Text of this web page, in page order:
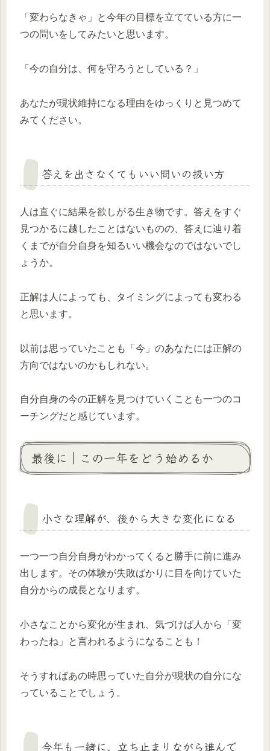
「変わらなきゃ」と今年の目標を立てている方に一
つの問いをしてみたいと思います。
「今の自分は、何を守ろうとしている？」
あなたが現状維持になる理由をゆっくりと見つめて
みてください。
答えを出さなくてもいい問いの扱い方
人は直ぐに結果を欲しがる生き物です。答えをすぐ
見つかるに越したことはないものの、答えに辿り着
くまでが自分自身を知るいい機会なのではないでし
ょうか。
正解は人によっても、タイミングによっても変わる
と思います。
以前は思っていたことも「今」のあなたには正解の
方向ではないのかもしれない。
自分自身の今の正解を見つけていくことも一つのコ
ーチングだと感じています。
最後に｜この一年をどう始めるか
小さな理解が、後から大きな変化になる
一つ一つ自分自身がわかってくると勝手に前に進み
出します。その体験が失敗ばかりに目を向けていた
自分からの成長となります。
小さなことから変化が生まれ、気づけば人から「変
わったね」と言われるようになることも！
そうすればあの時思っていた自分が現状の自分にな
っていることでしょう。
今年も一緒に、立ち止まりながら進んで